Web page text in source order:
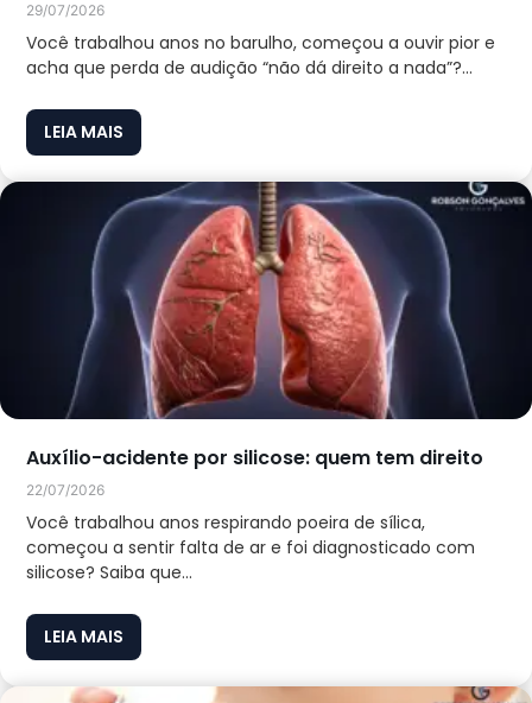
29/07/2026
Você trabalhou anos no barulho, começou a ouvir pior e
acha que perda de audição “não dá direito a nada”?...
LEIA MAIS
Auxílio-acidente por silicose: quem tem direito
22/07/2026
Você trabalhou anos respirando poeira de sílica,
começou a sentir falta de ar e foi diagnosticado com
silicose? Saiba que...
LEIA MAIS